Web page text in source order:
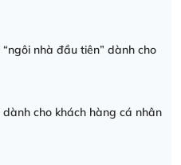
nhà đầu tiên” dành cho
cho khách hàng cá nhân